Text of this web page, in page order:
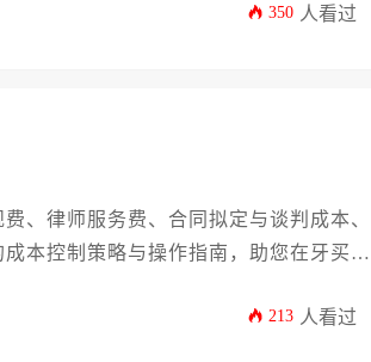
350 人看过
、律师服务费、合同拟定与谈判成本、
本控制策略与操作指南，助您在牙买加
213 人看过